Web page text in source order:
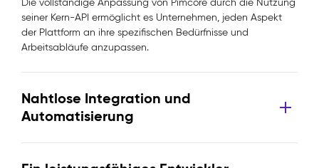
Die vollständige Anpassung von Pimcore durch die Nutzung
seiner Kern-API ermöglicht es Unternehmen, jeden Aspekt
der Plattform an ihre spezifischen Bedürfnisse und
Arbeitsabläufe anzupassen.
Nahtlose Integration und
Automatisierung